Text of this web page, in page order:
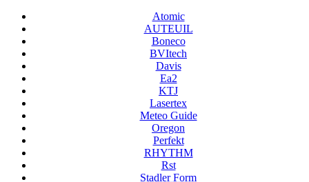
Atomic
AUTEUIL
Boneco
BVItech
Davis
Ea2
KTJ
Lasertex
Meteo Guide
Oregon
Perfekt
RHYTHM
Rst
Stadler Form